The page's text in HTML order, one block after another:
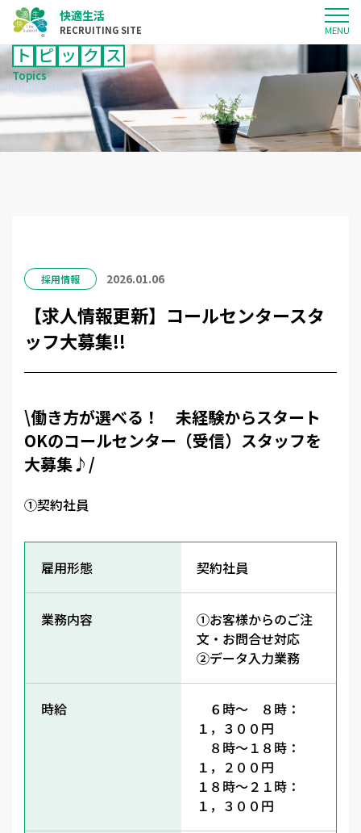
快適生活
RECRUITING SITE
快適生活について
仕事について
サイトマップ
ト ピ ッ ク ス
Topics
採用情報 2026.01.06
【求人情報更新】コールセンタースタ
ッフ大募集!!
\働き方が選べる！ 未経験からスタート
OKのコールセンター（受信）スタッフを
大募集♪/
①契約社員
雇用形態 契約社員
業務内容
①お客様からのご注
文・お問合せ対応
②データ入力業務
時給
６時～ ８時：
１，３００円
８時～１８時：
１，２００円
１８時～２１時：
１，３００円